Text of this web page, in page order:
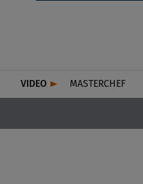
VIDEO MASTERCHEF